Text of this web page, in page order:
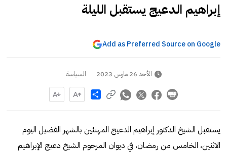
إبراهيم الدعيج يستقبل الليلة
Add as Preferred Source on Google
الأحد 26 مارس 2023 السياسة
Share
يستقبل الشيخ الدكتور إبراهيم الدعيج المهنئين بالشهر الفضيل اليوم
الاثنين، الخامس من رمضان، في ديوان المرحوم الشيخ دعيج الإبراهيم